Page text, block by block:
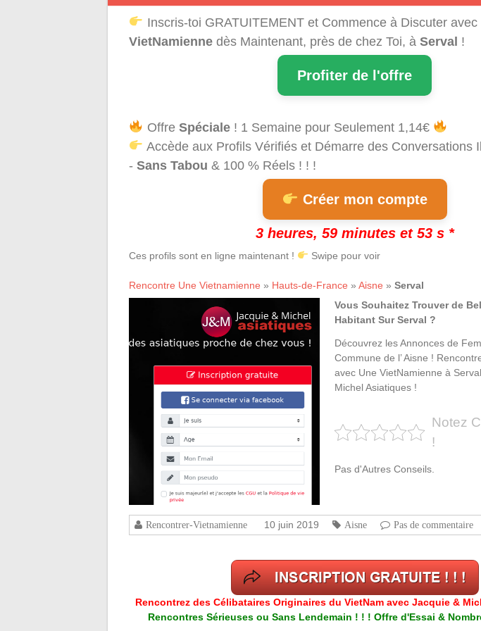
Inscris-toi GRATUITEMENT et Commence à Discuter avec
VietNamienne dès Maintenant, près de chez Toi, à Serval !
Profiter de l'offre
Offre Spéciale! 1 Semaine pour Seulement 1,14€
Accède aux Profils Vérifiés et Démarre des Conversations
- Sans Tabou & 100 % Réels ! ! !
Créer mon compte
3 heures, 59 minutes et 53 s *
Ces profils sont en ligne maintenant ! Swipe pour voir
Rencontre Une Vietnamienne » Hauts-de-France » Aisne » Serval
Vous Souhaitez Trouver de
Habitant Sur Serval ?
Découvrez les Annonces de
Commune de l’ Aisne !
avec Une VietNamienne à
Michel Asiatiques !
Notez
!
Pas d'Autres Conseils.
Rencontrer-Vietnamienne 10 juin 2019 Aisne Pas de commentaire
Rencontrez des Célibataires Originaires du VietNam avec Jacquie &
Rencontres Sérieuses ou Sans Lendemain ! ! ! Offre d'Essai &